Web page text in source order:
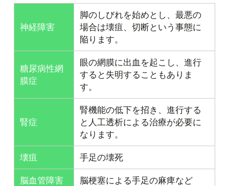
神経障害
脚のしびれを始めとし、最悪の
場合は壊疽、切断という事態に
陥ります。
糖尿病性網
膜症
眼の網膜に出血を起こし、進行
すると失明することもありま
す。
腎症
腎機能の低下を招き、進行する
と人工透析による治療が必要に
なります。
壊疽 手足の壊死
脳血管障害 脳梗塞による手足の麻痺など